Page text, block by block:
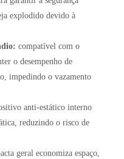
explodido devido à
compatível com o
o desempenho de
impedindo o vazamento
anti-estático interno
reduzindo o risco de
geral economiza espaço,